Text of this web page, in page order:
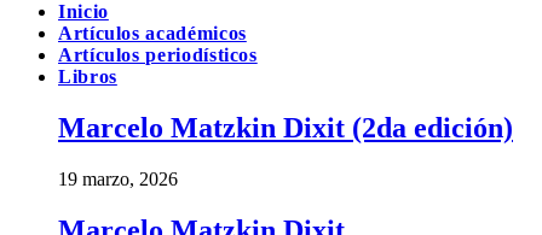
Inicio
Artículos académicos
Artículos periodísticos
Libros
Marcelo Matzkin Dixit (2da edición)
19 marzo, 2026